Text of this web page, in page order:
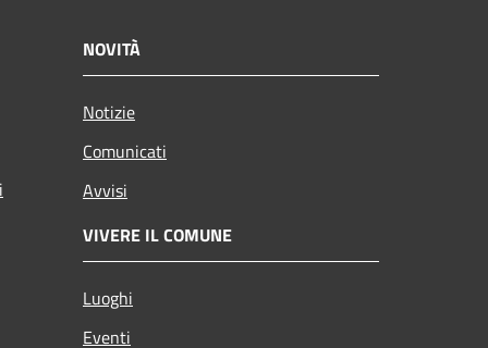
NOVITÀ
Notizie
Comunicati
Avvisi
VIVERE IL COMUNE
Luoghi
Eventi